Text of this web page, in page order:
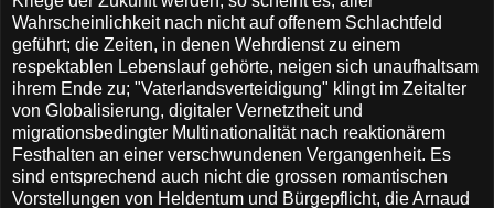
Wahrscheinlichkeit nach nicht auf offenem Schlachtfeld
geführt; die Zeiten, in denen Wehrdienst zu einem
respektablen Lebenslauf gehörte, neigen sich unaufhaltsam
ihrem Ende zu; "Vaterlandsverteidigung" klingt im Zeitalter
von Globalisierung, digitaler Vernetztheit und
migrationsbedingter Multinationalität nach reaktionärem
Festhalten an einer verschwundenen Vergangenheit. Es
sind entsprechend auch nicht die grossen romantischen
Vorstellungen von Heldentum und Bürgepflicht, die Arnaud